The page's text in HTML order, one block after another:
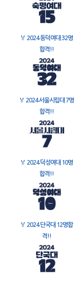
🏅 2024 동덕여대 32명
합격!!
🏅 2024 서울시립대 7명
합격!!
🏅 2024 덕성여대 10명
합격!!
🏅 2024 단국대 12명합
격!!